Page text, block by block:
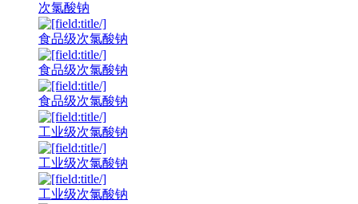
次氯酸钠
食品级次氯酸钠
食品级次氯酸钠
食品级次氯酸钠
工业级次氯酸钠
工业级次氯酸钠
工业级次氯酸钠